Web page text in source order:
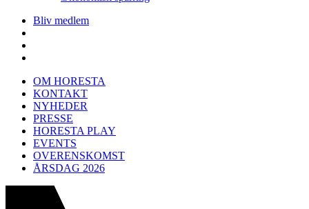
Bliv medlem
OM HORESTA
KONTAKT
NYHEDER
PRESSE
HORESTA PLAY
EVENTS
OVERENSKOMST
ÅRSDAG 2026